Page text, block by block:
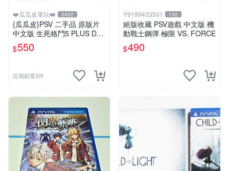
❤️瓜瓜皮電玩❤️ 2402
{瓜瓜皮}PSV 二手品 原版片
中文版 生死格鬥5 PLUS Dea
d or Alive 5(遊戲都有回收)
$550
近期銷量3件
Y9199433501 132
絕版收藏 PSV遊戲 中文版 機
動戰士鋼彈 極限 VS. FORCE
$490